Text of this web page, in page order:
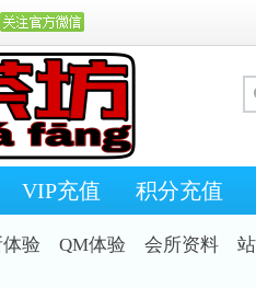
VIP充值 积分充值
验 QM体验 会所资料